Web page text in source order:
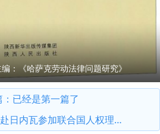
：《哈萨克劳动法律问题研究》
已经是第一篇了
加联合国人权理事会第62届会议并举办主题边会